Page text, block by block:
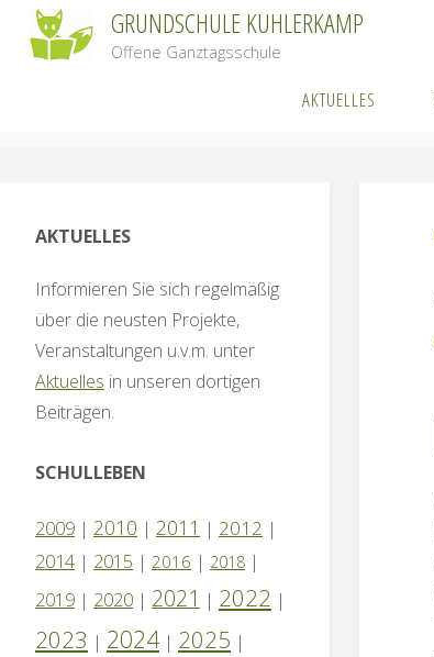
Inhalt
GRUNDSCHULE KUHLERKAMP
Offene Ganztagsschule
AKTUELLES
AKTUELLES
Informieren Sie sich regelmäßig
über die neusten Projekte,
Veranstaltungen u.v.m. unter
Aktuelles in unseren dortigen
Beiträgen.
SCHULLEBEN
2009 | 2010 | 2011 | 2012 |
2014 | 2015 | 2016 | 2018 |
2019 | 2020 | 2021 | 2022 |
2023 | 2024 | 2025 |